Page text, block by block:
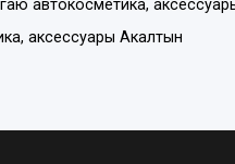
автокосметика,
аксессуары Акалтын